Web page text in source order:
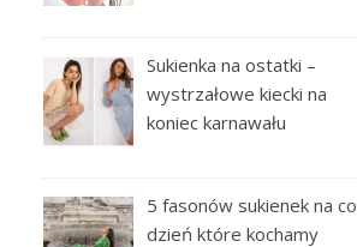
Sukienka na ostatki –
wystrzałowe kiecki na
koniec karnawału
5 fasonów sukienek na co
dzień które kochamy